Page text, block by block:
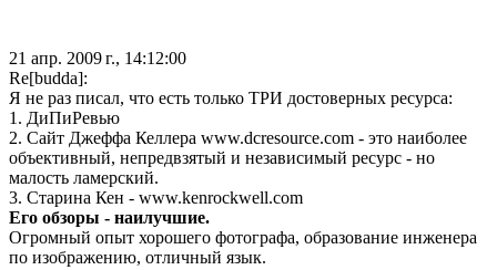
21 апр. 2009 г., 14:12:00
Re[budda]:
Я не раз писал, что есть только ТРИ достоверных ресурса:
1. ДиПиРевью
2. Сайт Джеффа Келлера www.dcresource.com - это наиболее
объективный, непредвзятый и независимый ресурс - но
малость ламерский.
3. Старина Кен - www.kenrockwell.com
Его обзоры - наилучшие.
Огромный опыт хорошего фотографа, образование инженера
по изображению, отличный язык.